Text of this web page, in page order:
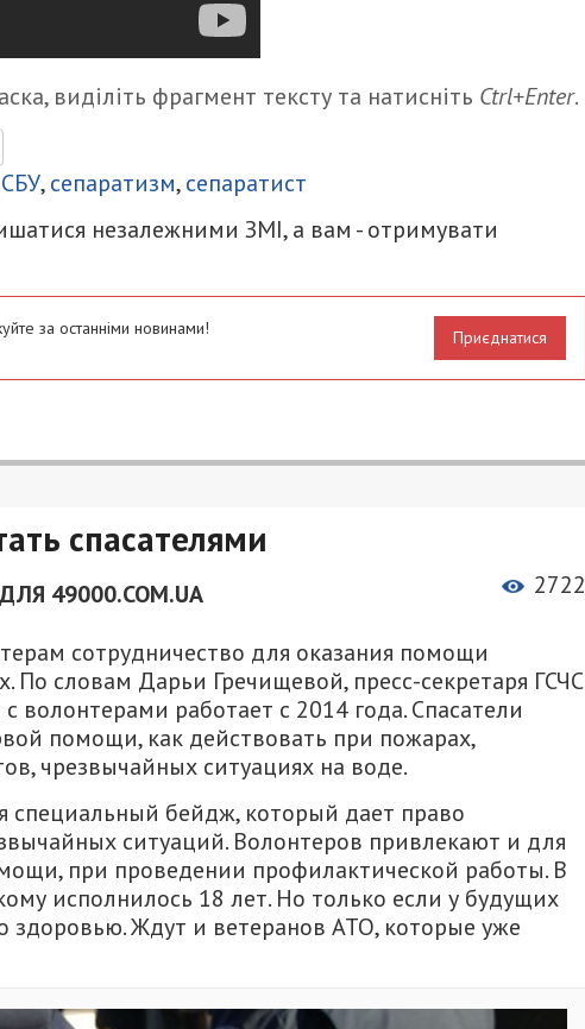
виділіть фрагмент тексту та натисніть Ctrl+Enter.
СБУ,сепаратизм,сепаратист
незалежними ЗМІ, а вам - отримувати
за останніми новинами! Приєднатися
спасателями
49000.COM.UA 2722
сотрудничество для оказания помощи
По словам Дарьи Гречищевой, пресс-секретаря ГСЧС
волонтерами работает с 2014 года. Спасатели
помощи, как действовать при пожарах,
чрезвычайных ситуациях на воде.
специальный бейдж, который дает право
ситуаций. Волонтеров привлекают и для
при проведении профилактической работы. В
исполнилось 18 лет. Но только если у будущих
здоровью. Ждут и ветеранов АТО, которые уже